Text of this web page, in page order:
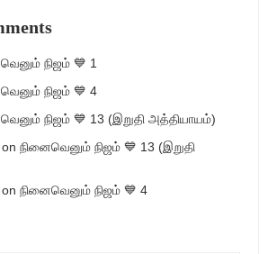
நிஜம் 💙 1
நிஜம் 💙 4
நிஜம் 💙 13 (இறுதி அத்தியாயம்)
on நினைவெனும் நிஜம் 💙 13 (இறுதி
on நினைவெனும் நிஜம் 💙 4